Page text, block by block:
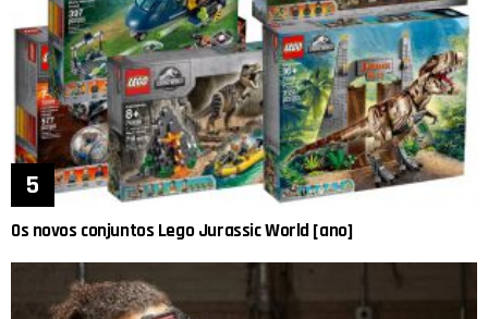
Os novos conjuntos Lego Jurassic World [ano]